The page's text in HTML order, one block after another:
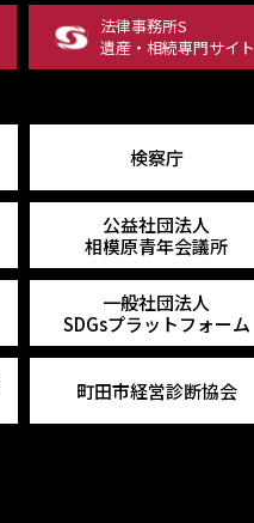
法律事務所S
遺産・相続専門サイト
検察庁
公益社団法人
相模原青年会議所
一般社団法人
SDGsプラットフォーム
町田市経営診断協会